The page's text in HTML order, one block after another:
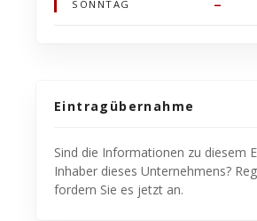
SONNTAG –
Eintragübernahme
Sind die Informationen zu diesem
Inhaber dieses Unternehmens?
fordern Sie es jetzt an.